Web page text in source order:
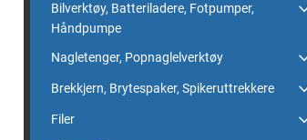
Bilverktøy, Batteriladere, Fotpumper,
Håndpumpe
Nagletenger, Popnaglelverktøy
Brekkjern, Brytespaker, Spikeruttrekkere
Filer